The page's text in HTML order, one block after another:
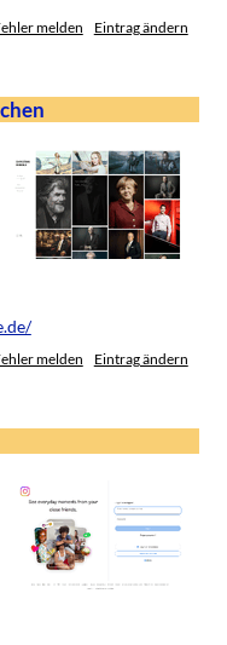
melden Eintrag ändern
melden Eintrag ändern